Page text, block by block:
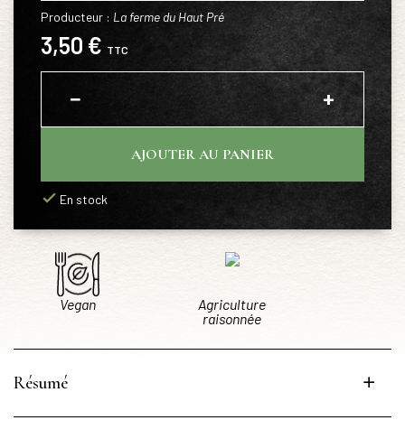
Producteur : La ferme du Haut Pré
3,50 € TTC
− +
AJOUTER AU PANIER
En stock
Vegan
Agriculture
raisonnée
Résumé